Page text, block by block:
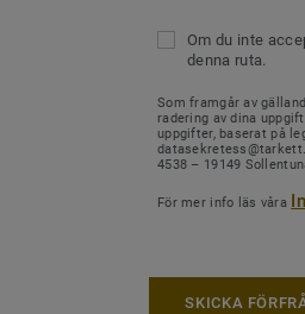
Om du inte
denna ruta.
Som framgår av
radering av dina
uppgifter, baserat på
4538 – 19149
För mer info läs våra
SKICKA